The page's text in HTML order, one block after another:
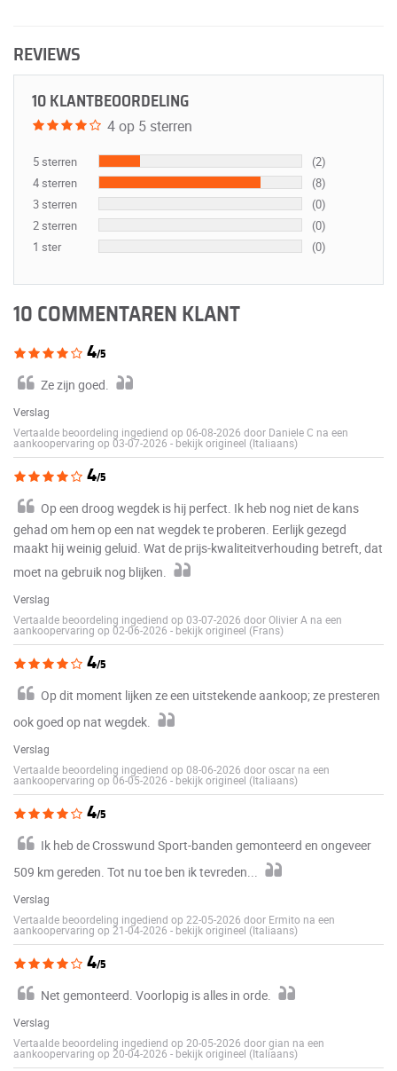
REVIEWS
10 KLANTBEOORDELING
4 op 5 sterren
5 sterren
(2)
4 sterren
(8)
3 sterren
(0)
2 sterren
(0)
1 ster
(0)
10 COMMENTAREN KLANT
4/5
Ze zijn goed.
Verslag
Vertaalde beoordeling ingediend op 06-08-2026 door Daniele C na een
aankoopervaring op 03-07-2026 - bekijk origineel (Italiaans)
4/5
Op een droog wegdek is hij perfect. Ik heb nog niet de kans
gehad om hem op een nat wegdek te proberen. Eerlijk gezegd
maakt hij weinig geluid. Wat de prijs-kwaliteitverhouding betreft, dat
moet na gebruik nog blijken.
Verslag
Vertaalde beoordeling ingediend op 03-07-2026 door Olivier A na een
aankoopervaring op 02-06-2026 - bekijk origineel (Frans)
4/5
Op dit moment lijken ze een uitstekende aankoop; ze presteren
ook goed op nat wegdek.
Verslag
Vertaalde beoordeling ingediend op 08-06-2026 door oscar na een
aankoopervaring op 06-05-2026 - bekijk origineel (Italiaans)
4/5
Ik heb de Crosswund Sport-banden gemonteerd en ongeveer
509 km gereden. Tot nu toe ben ik tevreden...
Verslag
Vertaalde beoordeling ingediend op 22-05-2026 door Ermito na een
aankoopervaring op 21-04-2026 - bekijk origineel (Italiaans)
4/5
Net gemonteerd. Voorlopig is alles in orde.
Verslag
Vertaalde beoordeling ingediend op 20-05-2026 door gian na een
aankoopervaring op 20-04-2026 - bekijk origineel (Italiaans)